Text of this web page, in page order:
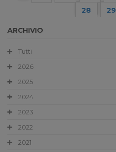
28
29
ARCHIVIO
Tutti
2026
2025
2024
2023
2022
2021